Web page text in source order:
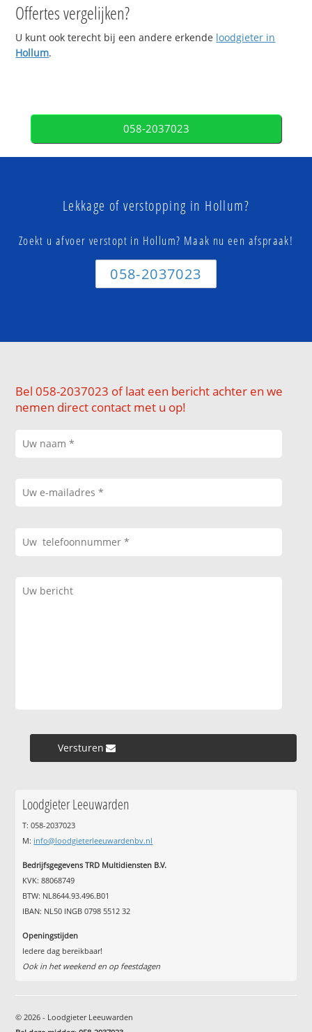
Offertes vergelijken?
U kunt ook terecht bij een andere erkende loodgieter in
Hollum.
058-2037023
Lekkage of verstopping in Hollum?
Zoekt u afvoer verstopt in Hollum? Maak nu een afspraak!
058-2037023
Bel 058-2037023 of laat een bericht achter en we
nemen direct contact met u op!
Versturen »
Loodgieter Leeuwarden
T: 058-2037023
M: info@loodgieterleeuwardenbv.nl
Bedrijfsgegevens TRD Multidiensten B.V.
KVK: 88068749
BTW: NL8644.93.496.B01
IBAN: NL50 INGB 0798 5512 32
Openingstijden
Iedere dag bereikbaar!
Ook in het weekend en op feestdagen
© 2026 - Loodgieter Leeuwarden